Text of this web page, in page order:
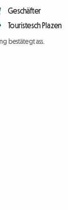
Geschäfter
Touristesch Plazen
bestätegt ass.